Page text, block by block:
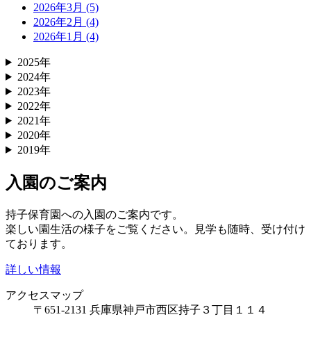
2026年3月 (5)
2026年2月 (4)
2026年1月 (4)
2025年
2024年
2023年
2022年
2021年
2020年
2019年
入園のご案内
持子保育園への入園のご案内です。
楽しい園生活の様子をご覧ください。見学も随時、受け付け
ております。
詳しい情報
アクセスマップ
〒651-2131 兵庫県神戸市西区持子３丁目１１４